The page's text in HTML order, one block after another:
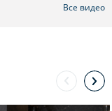
Все видео